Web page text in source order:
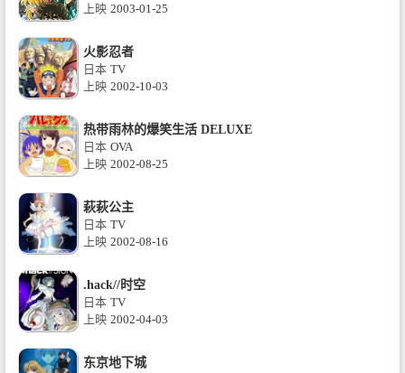
上映 2003-01-25
火影忍者
日本 TV
上映 2002-10-03
热带雨林的爆笑生活 DELUXE
日本 OVA
上映 2002-08-25
萩萩公主
日本 TV
上映 2002-08-16
.hack//时空
日本 TV
上映 2002-04-03
东京地下城